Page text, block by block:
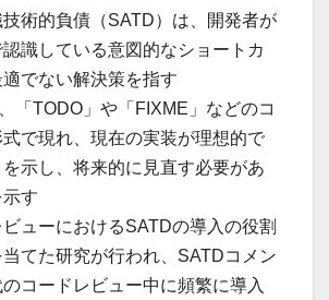
技術的負債（SATD）は、開発者が
認識している意図的なショートカ
適でない解決策を指す
「TODO」や「FIXME」などのコ
式で現れ、現在の実装が理想的で
示し、将来的に見直す必要があ
す
ビューにおけるSATDの導入の役割
てた研究が行われ、SATDコメン
のコードレビュー中に頻繁に導入